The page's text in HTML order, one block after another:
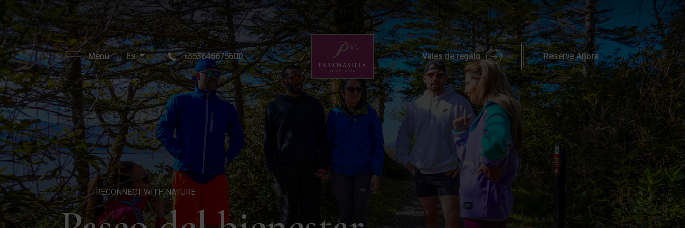
Menú Es +353646675600
Wellness Walks | Family Activities | Parknasilla Hotel
Vales de regalo
ReserveAhora
RECONNECT WITH NATURE